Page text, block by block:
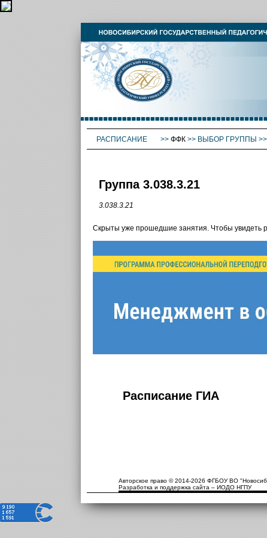
РАСПИСАНИЕ >> ФФК>> ВЫБОР ГРУППЫ >>
Группа 3.038.3.21
3.038.3.21
Скрыты уже прошедшие занятия. Чтобы увидеть
Расписание ГИА
Авторское право © 2014-2026 ФГБОУ ВО
Разработка и поддержка сайта – ИОДО НГПУ